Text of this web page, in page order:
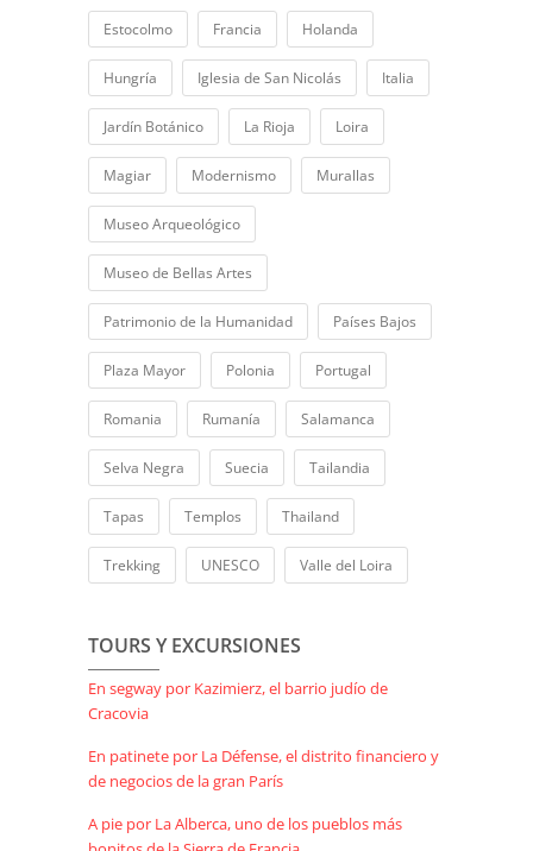
Estocolmo Francia Holanda
Hungría Iglesia de San Nicolás Italia
Jardín Botánico La Rioja Loira
Magiar Modernismo Murallas
Museo Arqueológico
Museo de Bellas Artes
Patrimonio de la Humanidad Países Bajos
Plaza Mayor Polonia Portugal
Romania Rumanía Salamanca
Selva Negra Suecia Tailandia
Tapas Templos Thailand
Trekking UNESCO Valle del Loira
TOURS Y EXCURSIONES
En segway por Kazimierz, el barrio judío de
Cracovia
En patinete por La Défense, el distrito financiero y
de negocios de la gran París
A pie por La Alberca, uno de los pueblos más